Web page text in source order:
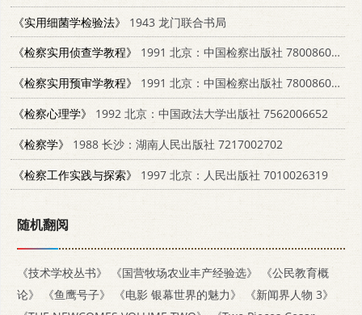
《实用细菌学检验法》
1943 龙门联合书局
《检察实用侦查学教程》
1991 北京：中国检察出版社 7800860701
《检察实用预审学教程》
1991 北京：中国检察出版社 7800860876
《检察心理学》
1992 北京：中国政法大学出版社 7562006652
《检察学》
1988 长沙：湖南人民出版社 7217002702
《检察工作实践与探索》
1997 北京：人民出版社 7010026319
随机翻阅
《技术学校丛书》 《国营牧场农业丰产经验选》
《公民教育概
论》
《鱼鹰号子》 《电影 银幕世界的魅力》
《新闻界人物 3》